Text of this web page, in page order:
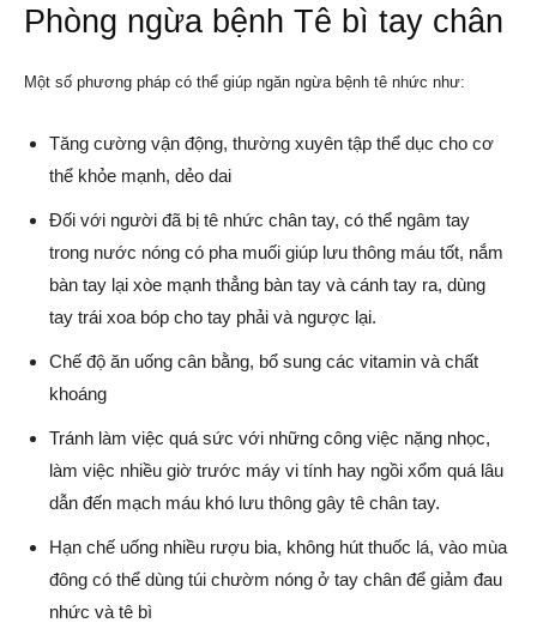
Phòng ngừa bệnh Tê bì tay chân
Một số phương pháp có thể giúp ngăn ngừa bệnh tê nhức như:
Tăng cường vận động, thường xuyên tập thể dục cho cơ
thể khỏe mạnh, dẻo dai
Đối với người đã bị tê nhức chân tay, có thể ngâm tay
trong nước nóng có pha muối giúp lưu thông máu tốt, nắm
bàn tay lại xòe mạnh thẳng bàn tay và cánh tay ra, dùng
tay trái xoa bóp cho tay phải và ngược lại.
Chế độ ăn uống cân bằng, bổ sung các vitamin và chất
khoáng
Tránh làm việc quá sức với những công việc nặng nhọc,
làm việc nhiều giờ trước máy vi tính hay ngồi xổm quá lâu
dẫn đến mạch máu khó lưu thông gây tê chân tay.
Hạn chế uống nhiều rượu bia, không hút thuốc lá, vào mùa
đông có thể dùng túi chườm nóng ở tay chân để giảm đau
nhức và tê bì